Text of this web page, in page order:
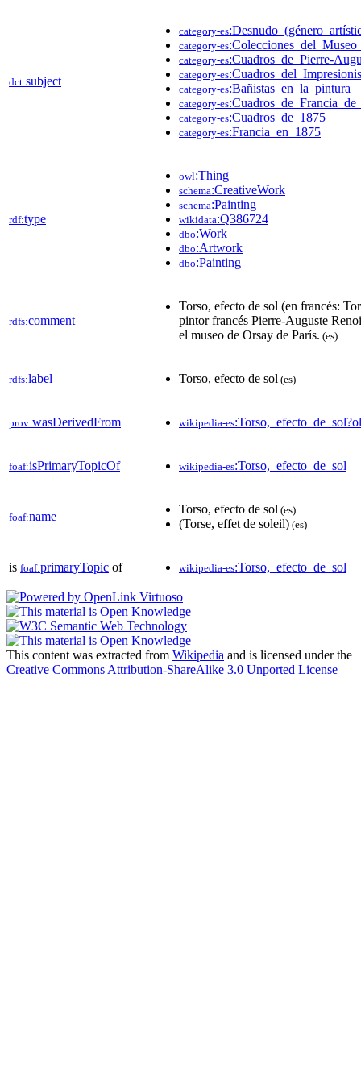
dct:subject
category-es
category-es
category-es:Cuadros_de_Pierre-
category-es
category-es:Bañistas_en_la_pintura
category-es
category-es:Cuadros_de_1875
category-es:Francia_en_1875
rdf:type
owl:Thing
schema:CreativeWork
schema:Painting
wikidata:Q386724
dbo:Work
dbo:Artwork
dbo:Painting
rdfs:comment
Torso, efecto de sol (en francés:
pintor francés Pierre-Auguste
el museo de Orsay de París. (es)
rdfs:label Torso, efecto de sol (es)
prov:wasDerivedFrom wikipedia-es
foaf:isPrimaryTopicOf wikipedia-es:Torso,_efecto_de_sol
foaf:name
Torso, efecto de sol (es)
(Torse, effet de soleil) (es)
is foaf:primaryTopic of wikipedia-es:Torso,_efecto_de_sol
This content was extracted from Wikipedia and is licensed under the
Creative Commons Attribution-ShareAlike 3.0 Unported License